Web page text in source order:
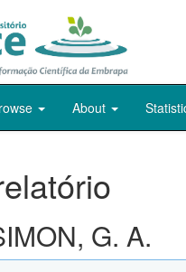
About
G. A.